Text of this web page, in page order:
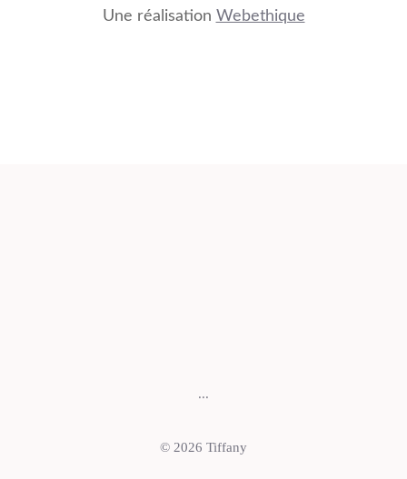
Une réalisation Webethique
...
© 2026 Tiffany